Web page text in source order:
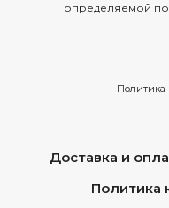
определяемой
Политика
Доставка и
Политика